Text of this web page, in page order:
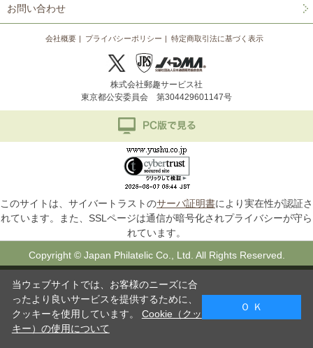
お問い合わせ
会社概要 プライバシーポリシー 特定商取引法に基づく表示
株式会社郵趣サービス社
東京都公安委員会 第304429601147号
このサイトは、サイバートラストのサーバ証明書により実在性が認証さ
れています。また、SSLページは通信が暗号化されプライバシーが守ら
れています。
Copyright © Japan Philatelic Co., Ltd. All Rights Reserved.
当ウェブサイトでは、お客様のニーズに合
ったより良いサービスを提供するために、
クッキーを使用しています。 Cookie（クッ
キー）の使用について
Ｏ Ｋ